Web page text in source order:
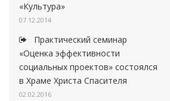
«Культура»
07.12.2014
Практический семинар
«Оценка эффективности
социальных проектов» состоялся
в Храме Христа Спасителя
02.02.2016